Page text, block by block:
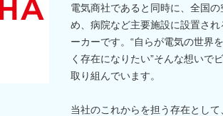
電気商社であると同時に、全国の
め、病院など主要施設に設置され
ーカーです。“自らが電気の世界
く存在になりたい”そんな想いで
取り組んでいます。
当社のこれからを担う存在として